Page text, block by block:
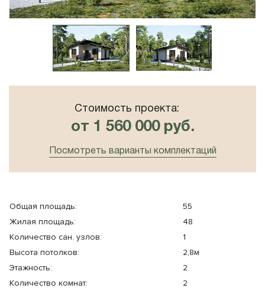
Стоимость проекта:
от 1 560 000 руб.
Посмотреть варианты комплектаций
Общая площадь:
55
Жилая площадь:
48
Количество cан. узлов:
1
Высота потолков:
2,8м
Этажность:
2
Количество комнат:
2
10x8
Плоская крыша